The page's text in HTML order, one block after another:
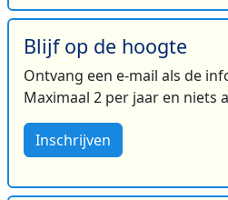
Blijf op de hoogte
Ontvang een e-mail als de
Maximaal 2 per jaar en niets
Inschrijven